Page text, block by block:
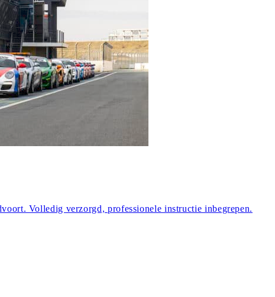
Volledig verzorgd, professionele instructie inbegrepen.